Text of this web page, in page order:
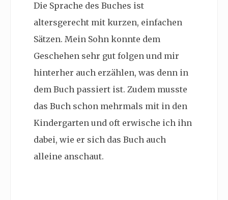
Die Sprache des Buches ist
altersgerecht mit kurzen, einfachen
Sätzen. Mein Sohn konnte dem
Geschehen sehr gut folgen und mir
hinterher auch erzählen, was denn in
dem Buch passiert ist. Zudem musste
das Buch schon mehrmals mit in den
Kindergarten und oft erwische ich ihn
dabei, wie er sich das Buch auch
alleine anschaut.